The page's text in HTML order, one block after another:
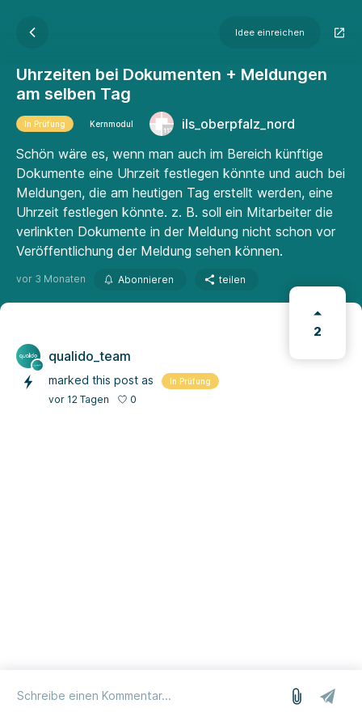
Idee einreichen
Uhrzeiten bei Dokumenten + Meldungen
am selben Tag
In Prüfung Kernmodul
ils_oberpfalz_nord
Schön wäre es, wenn man auch im Bereich künftige
Dokumente eine Uhrzeit festlegen könnte und auch bei
Meldungen, die am heutigen Tag erstellt werden, eine
Uhrzeit festlegen könnte. z. B. soll ein Mitarbeiter die
verlinkten Dokumente in der Meldung nicht schon vor
Veröffentlichung der Meldung sehen können.
vor 3 Monaten Abonnieren teilen
2
qualido_team
marked this post as In Prüfung
vor 12 Tagen 0